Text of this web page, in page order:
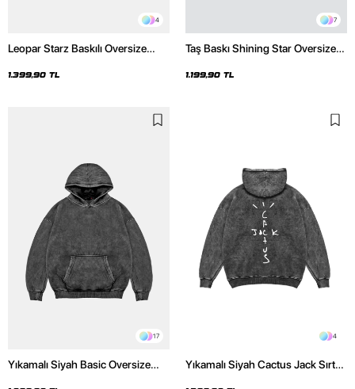
4
Leopar Starz Baskılı Oversize
Hoodie
1.399,90 TL
7
Taş Baskı Shining Star Oversize
1.199,90 TL
17
Yıkamalı Siyah Basic Oversize
4
Yıkamalı Siyah Cactus Jack Sırt